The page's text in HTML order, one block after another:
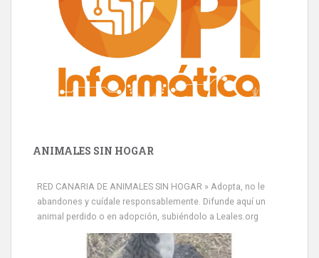
ANIMALES SIN HOGAR
RED CANARIA DE ANIMALES SIN HOGAR » Adopta, no le
abandones y cuídale responsablemente. Difunde aquí un
animal perdido o en adopción, subiéndolo a Leales.org
Minni desaparecido
» Míralo en todos los navegadores y en Google Play con Leales.org
o en todas las redes sociales c...
Leales.org » Gran Canaria | 9.7.2025